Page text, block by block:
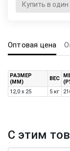
Купить в один
Оптовая цена
РАЗМЕР
(ММ)
ВЕС
12,0 x 25
5 кг
С этим